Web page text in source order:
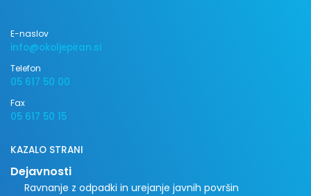
E-naslov
info@okoljepiran.si
Telefon
05 617 50 00
Fax
05 617 50 15
KAZALO STRANI
Dejavnosti
Ravnanje z odpadki in urejanje javnih površin